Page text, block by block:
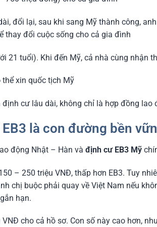
đổi lại, sau khi sang Mỹ thành công,
thay đổi cuộc sống cho cả gia đình
21 tuổi). Khi đến Mỹ, cả nhà cùng nhận
xin quốc tịch Mỹ
cư lâu dài, không chỉ là hợp đồng lao
là con đường bền
động Nhật – Hàn và định cư EB3 Mỹ
– 250 triệu VNĐ, thấp hơn EB3. Tuy
chị buộc phải quay về Việt Nam nếu
hạn.
cho cả hồ sơ. Con số này cao hơn,